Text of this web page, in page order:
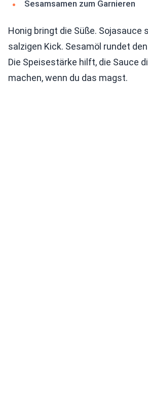
Sesamsamen zum Garnieren
Honig bringt die Süße. Sojasauce
salzigen Kick. Sesamöl rundet
Die Speisestärke hilft, die Sauce
machen, wenn du das magst.